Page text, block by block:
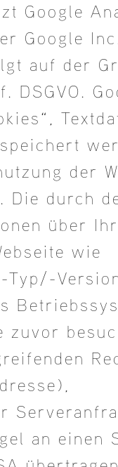
Google
Google
auf der
DSGVO.
der
Die durch
über
wie
Typ/-
zuvor
an einen